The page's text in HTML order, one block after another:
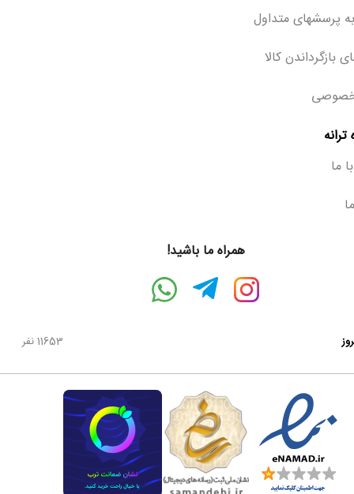
پرسشهای متداول
بازگرداندن کالا
ما
همراه ما باشید!
11653 نفر